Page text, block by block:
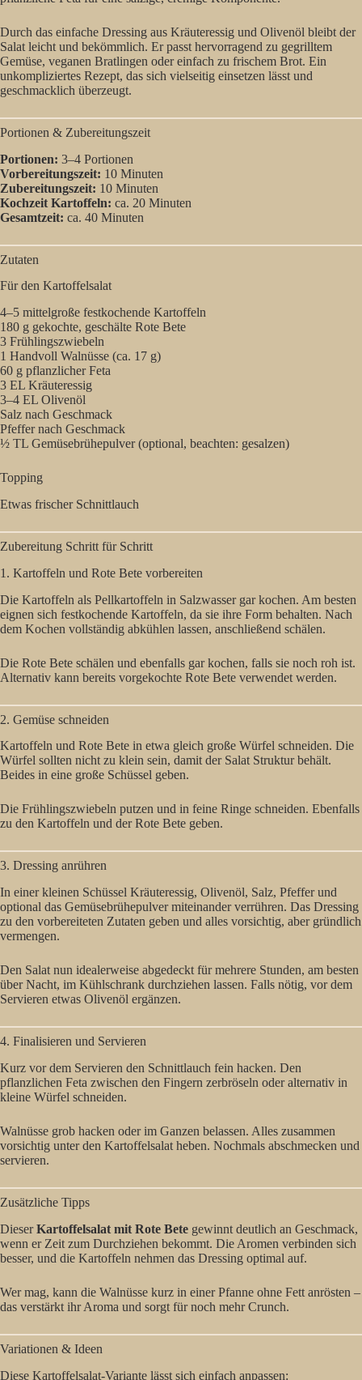
Durch das einfache Dressing aus Kräuteressig und Olivenöl bleibt der
Salat leicht und bekömmlich. Er passt hervorragend zu gegrilltem
Gemüse, veganen Bratlingen oder einfach zu frischem Brot. Ein
unkompliziertes Rezept, das sich vielseitig einsetzen lässt und
geschmacklich überzeugt.
Portionen & Zubereitungszeit
Portionen: 3–4 Portionen
Vorbereitungszeit: 10 Minuten
Zubereitungszeit: 10 Minuten
Kochzeit Kartoffeln: ca. 20 Minuten
Gesamtzeit: ca. 40 Minuten
Zutaten
Für den Kartoffelsalat
4–5 mittelgroße festkochende Kartoffeln
180 g gekochte, geschälte Rote Bete
3 Frühlingszwiebeln
1 Handvoll Walnüsse (ca. 17 g)
60 g pflanzlicher Feta
3 EL Kräuteressig
3–4 EL Olivenöl
Salz nach Geschmack
Pfeffer nach Geschmack
½ TL Gemüsebrühepulver (optional, beachten: gesalzen)
Topping
Etwas frischer Schnittlauch
Zubereitung Schritt für Schritt
1. Kartoffeln und Rote Bete vorbereiten
Die Kartoffeln als Pellkartoffeln in Salzwasser gar kochen. Am besten
eignen sich festkochende Kartoffeln, da sie ihre Form behalten. Nach
dem Kochen vollständig abkühlen lassen, anschließend schälen.
Die Rote Bete schälen und ebenfalls gar kochen, falls sie noch roh ist.
Alternativ kann bereits vorgekochte Rote Bete verwendet werden.
2. Gemüse schneiden
Kartoffeln und Rote Bete in etwa gleich große Würfel schneiden. Die
Würfel sollten nicht zu klein sein, damit der Salat Struktur behält.
Beides in eine große Schüssel geben.
Die Frühlingszwiebeln putzen und in feine Ringe schneiden. Ebenfalls
zu den Kartoffeln und der Rote Bete geben.
3. Dressing anrühren
In einer kleinen Schüssel Kräuteressig, Olivenöl, Salz, Pfeffer und
optional das Gemüsebrühepulver miteinander verrühren. Das Dressing
zu den vorbereiteten Zutaten geben und alles vorsichtig, aber gründlich
vermengen.
Den Salat nun idealerweise abgedeckt für mehrere Stunden, am besten
über Nacht, im Kühlschrank durchziehen lassen. Falls nötig, vor dem
Servieren etwas Olivenöl ergänzen.
4. Finalisieren und Servieren
Kurz vor dem Servieren den Schnittlauch fein hacken. Den
pflanzlichen Feta zwischen den Fingern zerbröseln oder alternativ in
kleine Würfel schneiden.
Walnüsse grob hacken oder im Ganzen belassen. Alles zusammen
vorsichtig unter den Kartoffelsalat heben. Nochmals abschmecken und
servieren.
Zusätzliche Tipps
DieserKartoffelsalat mit Rote Bete gewinnt deutlich an Geschmack,
wenn er Zeit zum Durchziehen bekommt. Die Aromen verbinden sich
besser, und die Kartoffeln nehmen das Dressing optimal auf.
Wer mag, kann die Walnüsse kurz in einer Pfanne ohne Fett anrösten –
das verstärkt ihr Aroma und sorgt für noch mehr Crunch.
Variationen & Ideen
Diese Kartoffelsalat-Variante lässt sich einfach anpassen: